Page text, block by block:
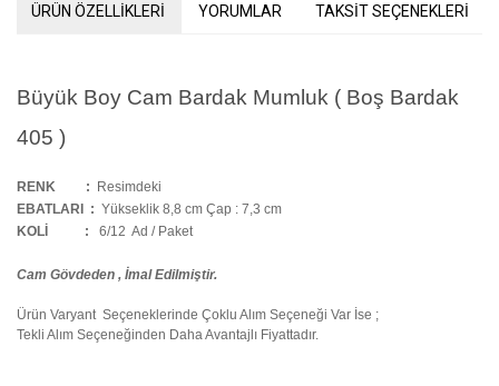
ÜRÜN ÖZELLİKLERİ YORUMLAR TAKSİT SEÇENEKLERİ
Büyük Boy Cam Bardak Mumluk ( Boş Bardak
405 )
RENK :
Resimdeki
EBATLARI : Yükseklik 8,8 cm Çap : 7,3 cm
KOLİ
: 6/12 Ad / Paket
Cam Gövdeden , İmal Edilmiştir.
Ürün Varyant Seçeneklerinde Çoklu Alım Seçeneği Var İse ;
Tekli Alım Seçeneğinden Daha Avantajlı Fiyattadır.